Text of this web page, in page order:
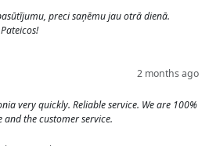
preci saņēmu jau otrā dienā.
2 months ago
very quickly. Reliable service. We are 100%
the customer service.